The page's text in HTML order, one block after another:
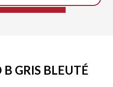
GRIS BLEUTÉ